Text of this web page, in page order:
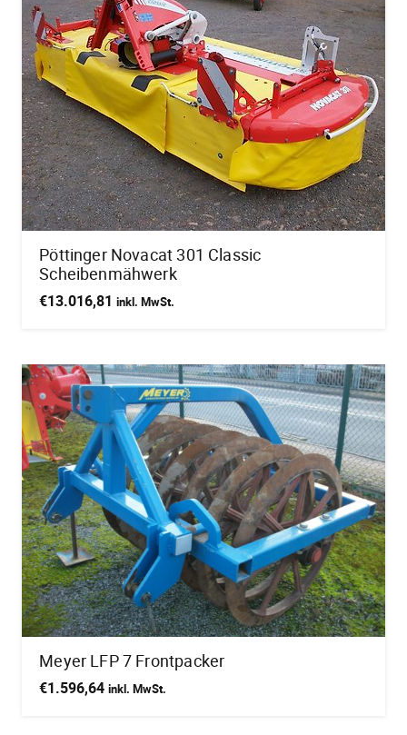
Pöttinger Novacat 301 Classic
Scheibenmähwerk
€13.016,81 inkl. MwSt.
Meyer LFP 7 Frontpacker
€1.596,64 inkl. MwSt.